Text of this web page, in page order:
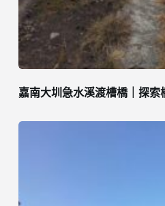
嘉南大圳急水溪渡槽橋｜探